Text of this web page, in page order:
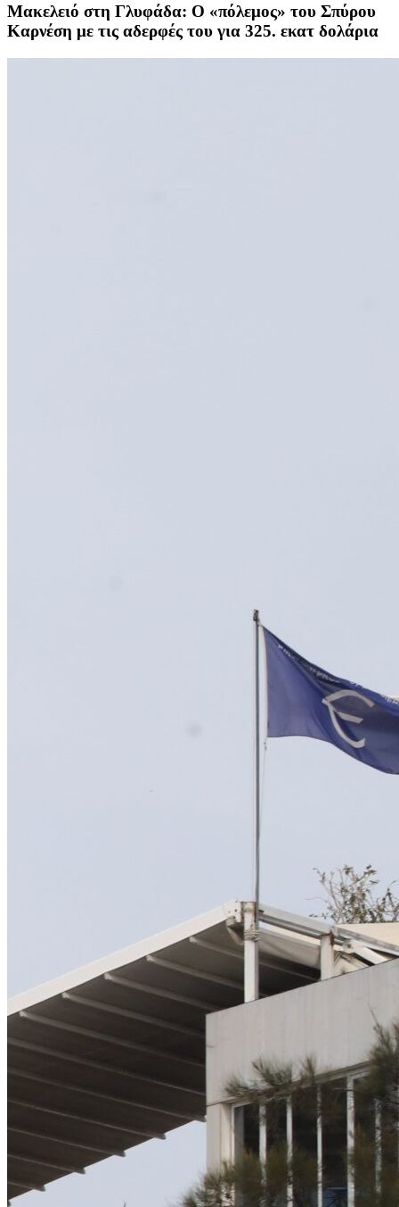
Μακελειό στη Γλυφάδα: Ο «πόλεμος» του Σπύρου
Καρνέση με τις αδερφές του για 325. εκατ δολάρια